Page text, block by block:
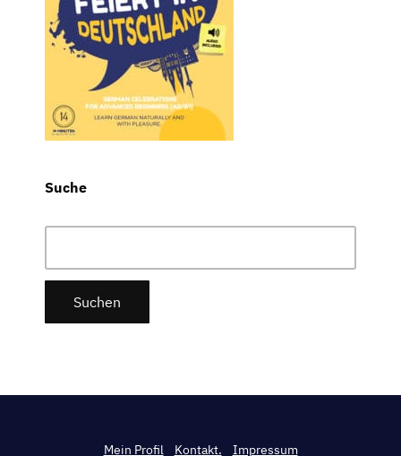
Suche
Mein Profil Kontakt. Impressum